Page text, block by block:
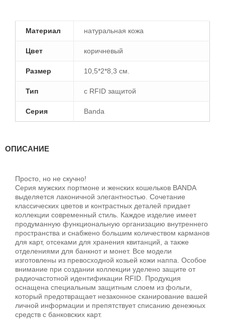
Материал натуральная кожа
Цвет коричневый
Размер 10,5*2*8,3 см.
Тип с RFID защитой
Серия Banda
ОПИСАНИЕ
Просто, но не скучно!
Серия мужских портмоне и женских кошельков BANDA
выделяется лаконичной элегантностью. Сочетание
классических цветов и контрастных деталей придает
коллекции современный стиль. Каждое изделие имеет
продуманную функциональную организацию внутреннего
пространства и снабжено большим количеством карманов
для карт, отсеками для хранения квитанций, а также
отделениями для банкнот и монет. Все модели
изготовлены из превосходной козьей кожи наппа. Особое
внимание при создании коллекции уделено защите от
радиочастотной идентификации RFID. Продукция
оснащена специальным защитным слоем из фольги,
который предотвращает незаконное сканирование вашей
личной информации и препятствует списанию денежных
средств с банковских карт.